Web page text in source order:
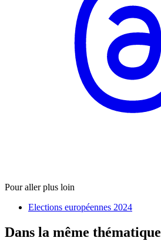
Pour aller plus loin
Elections européennes 2024
Dans la même thématique